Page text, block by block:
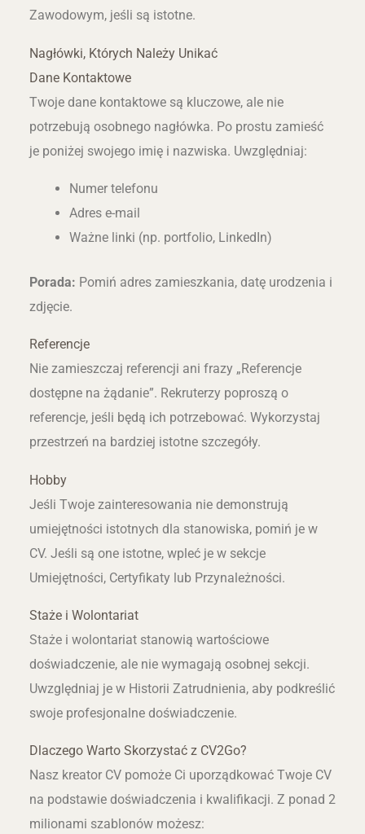
Zawodowym, jeśli są istotne.
Nagłówki, Których Należy Unikać
Dane Kontaktowe
Twoje dane kontaktowe są kluczowe, ale nie
potrzebują osobnego nagłówka. Po prostu zamieść
je poniżej swojego imię i nazwiska. Uwzględniaj:
Numer telefonu
Adres e-mail
Ważne linki (np. portfolio, LinkedIn)
Porada: Pomiń adres zamieszkania, datę urodzenia i
zdjęcie.
Referencje
Nie zamieszczaj referencji ani frazy „Referencje
dostępne na żądanie”. Rekruterzy poproszą o
referencje, jeśli będą ich potrzebować. Wykorzystaj
przestrzeń na bardziej istotne szczegóły.
Hobby
Jeśli Twoje zainteresowania nie demonstrują
umiejętności istotnych dla stanowiska, pomiń je w
CV. Jeśli są one istotne, wpleć je w sekcje
Umiejętności, Certyfikaty lub Przynależności.
Staże i Wolontariat
Staże i wolontariat stanowią wartościowe
doświadczenie, ale nie wymagają osobnej sekcji.
Uwzględniaj je w Historii Zatrudnienia, aby podkreślić
swoje profesjonalne doświadczenie.
Dlaczego Warto Skorzystać z CV2Go?
Nasz kreator CV pomoże Ci uporządkować Twoje CV
na podstawie doświadczenia i kwalifikacji. Z ponad 2
milionami szablonów możesz: